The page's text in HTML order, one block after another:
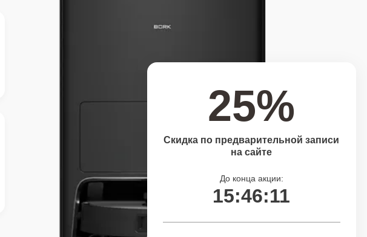
25%
Скидка по предварительной записи
на сайте
До конца акции:
15:46:10